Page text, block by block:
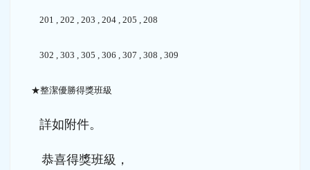
201 , 202 , 203 , 204 , 205 , 208
302 , 303 , 305 , 306 , 307 , 308 , 309
★整潔優勝得獎班級
詳如附件。
恭喜得獎班級，